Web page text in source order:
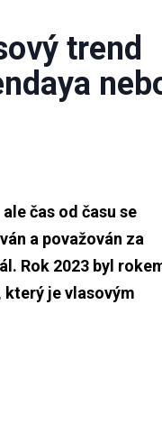
trend
čas od času se
a považován za
Rok 2023 byl
který je vlasovým